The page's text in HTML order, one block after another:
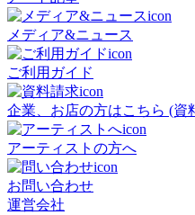
メディア&ニュース
ご利用ガイド
企業、お店の方はこちら (資
アーティストの方へ
お問い合わせ
運営会社